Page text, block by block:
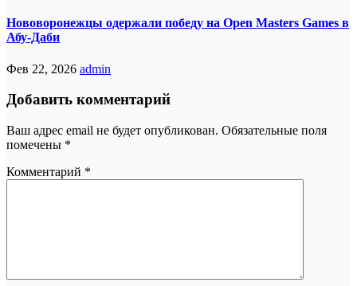
Нововоронежцы одержали победу на Open Masters Games в
Абу-Даби
Фев 22, 2026 admin
Добавить комментарий
Ваш адрес email не будет опубликован. Обязательные поля
помечены *
Комментарий *